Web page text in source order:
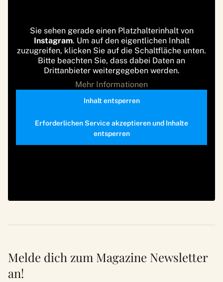
Sie sehen gerade einen Platzhalterinhalt von
Instagram. Um auf den eigentlichen Inhalt
zuzugreifen, klicken Sie auf die Schaltfläche unten.
Bitte beachten Sie, dass dabei Daten an
Drittanbieter weitergegeben werden.
Mehr Informationen
Inhalt entsperren
Erforderlichen Service akzeptieren und Inhalte
entsperren
Melde dich zum Magazine Newsletter
an!